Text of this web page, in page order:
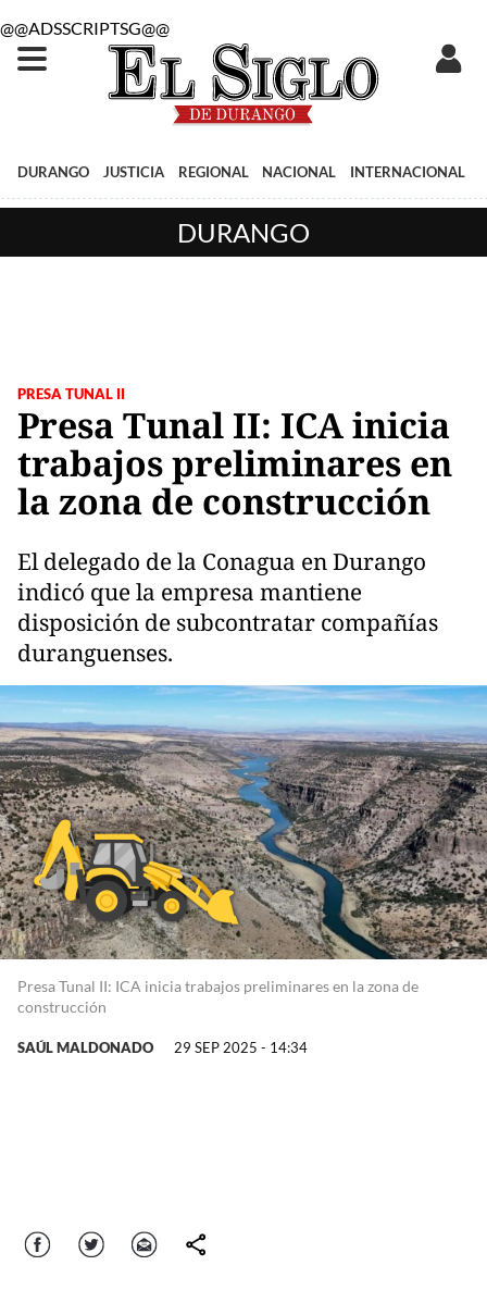
@@ADSSCRIPTSG@@
DURANGO JUSTICIA REGIONAL NACIONAL INTERNACIONAL
DURANGO
PRESA TUNAL II
Presa Tunal II: ICA inicia
trabajos preliminares en
la zona de construcción
El delegado de la Conagua en Durango
indicó que la empresa mantiene
disposición de subcontratar compañías
duranguenses.
Presa Tunal II: ICA inicia trabajos preliminares en la zona de
construcción
SAÚL MALDONADO 29 SEP 2025 - 14:34
Facebook Twitter Correo comparte